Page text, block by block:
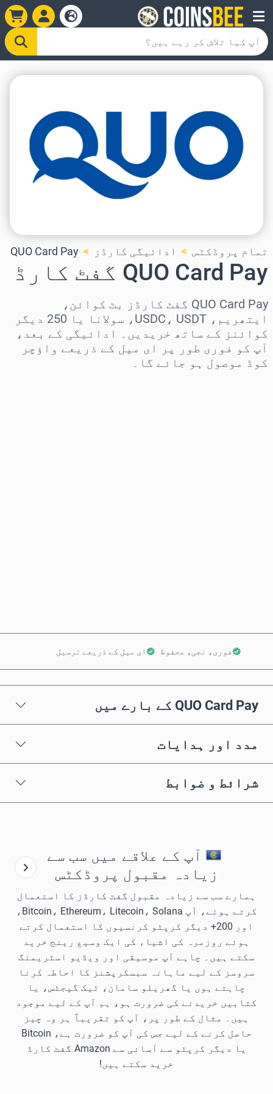
تمام پروڈکٹس ادائیگی کارڈز QUO Card Pay
QUO Card Pay گفٹ کارڈ
QUO Card Pay گفٹ کارڈز بٹ کوائن،
ایتھریم، USDC، USDT، سولانا یا 250 دیگر
کوائنز کے ساتھ خریدیں۔ ادائیگی کے بعد،
آپ کو فوری طور پر ای میل کے ذریعے واؤچر
کوڈ موصول ہو جائے گا۔
فوری، نجی، محفوظ ای میل کے ذریعے ترسیل
QUO Card Pay کے بارے میں
مدد اور ہدایات
شرائط و ضوابط
آپ کے علاقے میں سب سے
زیادہ مقبول پروڈکٹس
ہمارے سب سے زیادہ مقبول گفٹ کارڈز کا استعمال
کرتے ہوئے، آپ Bitcoin، Ethereum، Litecoin، Solana،
اور 200+ دیگر کرپٹو کرنسیوں کا استعمال کرتے
ہوئے روزمرہ کی اشیاء کی ایک وسیع رینج خرید
سکتے ہیں۔ چاہے آپ موسیقی اور ویڈیو اسٹریمنگ
سروسز کے لیے ماہانہ سبسکرپشنز کا احاطہ کرنا
چاہتے ہوں یا گھریلو سامان، ٹیک گیجٹس، یا
کتابیں خریدنے کی ضرورت ہو، ہم آپ کے لیے موجود
ہیں۔ مثال کے طور پر، آپ کو تقریباً ہر وہ چیز
حاصل کرنے کے لیے جس کی آپ کو ضرورت ہے، Bitcoin
یا دیگر کرپٹو سے آسانی سے Amazon گفٹ کارڈ
خرید سکتے ہیں!